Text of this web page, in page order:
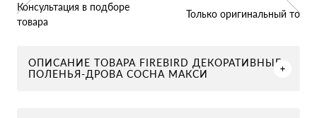
Консультация в подборе
товара
Только оригинальный товар
ОПИСАНИЕ ТОВАРА FIREBIRD ДЕКОРАТИВНЫЕ
ПОЛЕНЬЯ-ДРОВА СОСНА МАКСИ